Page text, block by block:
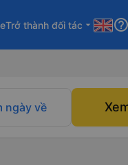
Trở thành đối tác arrow_drop_down help_outline
ngày về